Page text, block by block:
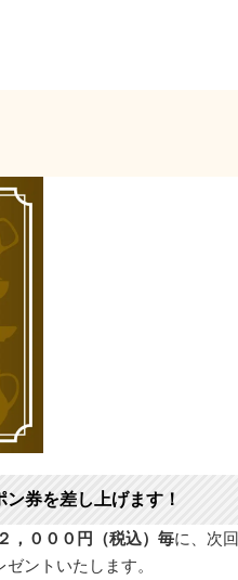
券を差し上げます！
２，０００円（税込）毎に、次回
ゼントいたします。